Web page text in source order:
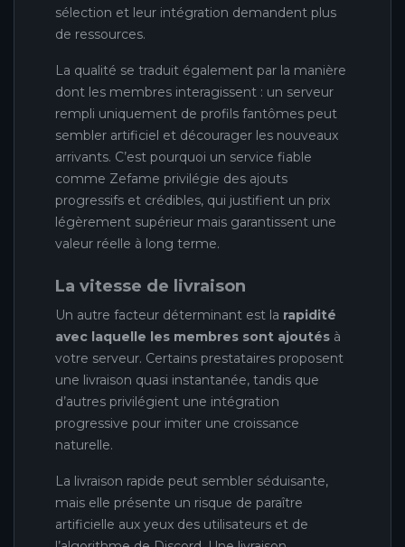
sélection et leur intégration demandent plus
de ressources.
La qualité se traduit également par la manière
dont les membres interagissent : un serveur
rempli uniquement de profils fantômes peut
sembler artificiel et décourager les nouveaux
arrivants. C’est pourquoi un service fiable
comme Zefame privilégie des ajouts
progressifs et crédibles, qui justifient un prix
légèrement supérieur mais garantissent une
valeur réelle à long terme.
La vitesse de livraison
Un autre facteur déterminant est la rapidité
avec laquelle les membres sont ajoutés à
votre serveur. Certains prestataires proposent
une livraison quasi instantanée, tandis que
d’autres privilégient une intégration
progressive pour imiter une croissance
naturelle.
La livraison rapide peut sembler séduisante,
mais elle présente un risque de paraître
artificielle aux yeux des utilisateurs et de